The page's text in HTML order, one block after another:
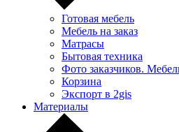
Готовая мебель
Мебель на заказ
Матрасы
Бытовая техника
Фото заказчиков.
Корзина
Экспорт в 2gis
Материалы